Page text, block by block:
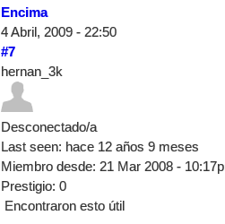
Encima
4 Abril, 2009 - 22:50
#7
hernan_3k
Desconectado/a
Last seen: hace 12 años 9 meses
Miembro desde: 21 Mar 2008 -
Prestigio: 0
Encontraron esto útil